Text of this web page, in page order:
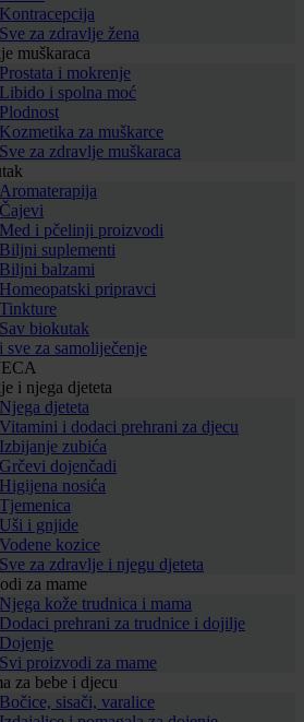
Kontracepcija
Sve za zdravlje žena
muškaraca
Prostata i mokrenje
Libido i spolna moć
Plodnost
Kozmetika za muškarce
Sve za zdravlje muškaraca
Aromaterapija
Čajevi
Med i pčelinji proizvodi
Biljni suplementi
Biljni balzami
Homeopatski pripravci
Tinkture
Sav biokutak
sve za samoliječenje
i njega djeteta
Njega djeteta
Vitamini i dodaci prehrani za djecu
Izbijanje zubića
Grčevi dojenčadi
Higijena nosića
Tjemenica
Uši i gnjide
Vodene kozice
Sve za zdravlje i njegu djeteta
za mame
Njega kože trudnica i mama
Dodaci prehrani za trudnice i dojilje
Dojenje
Svi proizvodi za mame
za bebe i djecu
Bočice, sisači, varalice